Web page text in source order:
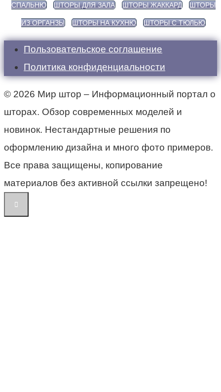
СПАЛЬНЮ ШТОРЫ ДЛЯ ЗАЛА ШТОРЫ ЖАККАРД ШТОРЫ
ИЗ ОРГАНЗЫ ШТОРЫ НА КУХНЮ ШТОРЫ С ТЮЛЬЮ
Пользовательское соглашение
Политика конфиденциальности
© 2026 Мир штор – Информационный портал о
шторах. Обзор современных моделей и
новинок. Нестандартные решения по
оформлению дизайна и много фото примеров.
Все права защищены, копирование
материалов без активной ссылки запрещено!